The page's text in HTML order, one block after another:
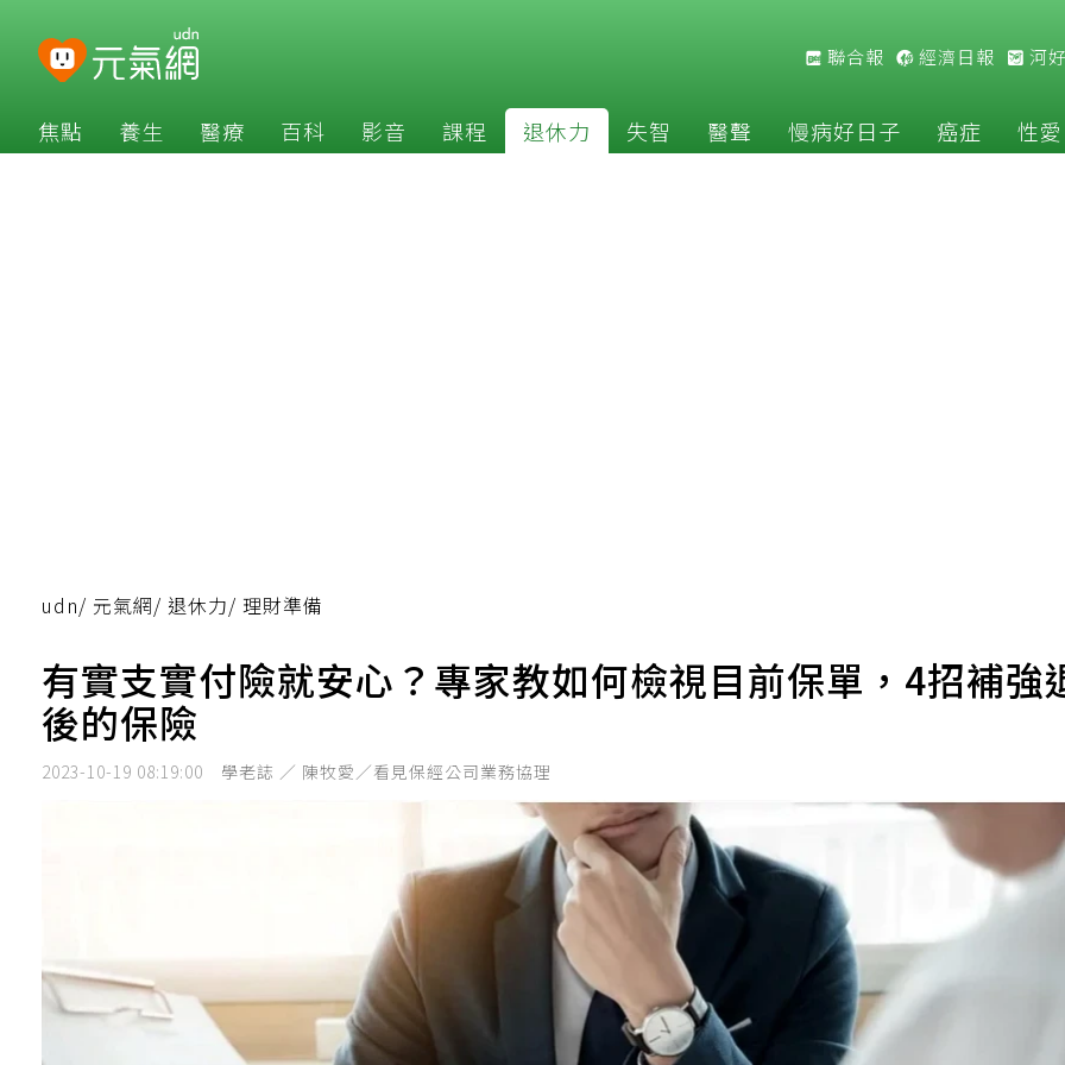
聯合報 經濟日報 河
焦點 養生 醫療 百科 影音 課程 退休力 失智 醫聲 慢病好日子 癌症 性愛
udn/ 元氣網/ 退休力/ 理財準備
有實支實付險就安心？專家教如何檢視目前保單，4招補強
後的保險
2023-10-19 08:19:00 學老誌 ／ 陳牧愛／看見保經公司業務協理